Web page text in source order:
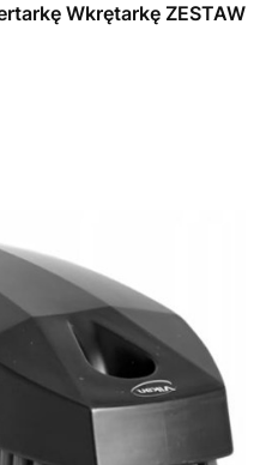
Wkrętarkę ZESTAW